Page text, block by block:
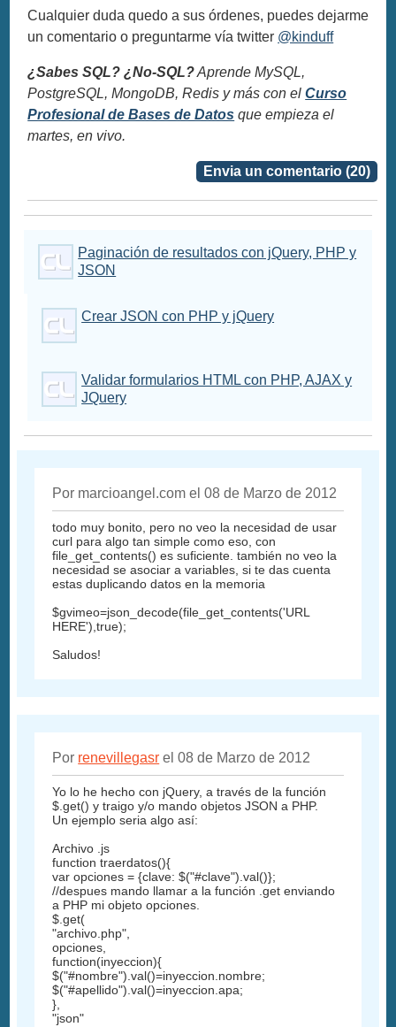
Cualquier duda quedo a sus órdenes, puedes dejarme
un comentario o preguntarme vía twitter @kinduff
¿Sabes SQL? ¿No-SQL?Aprende MySQL,
PostgreSQL, MongoDB, Redis y más con elCurso
Profesional de Bases de Datos que empieza el
martes, en vivo.
Envia un comentario (20)
Paginación de resultados con jQuery, PHP y
JSON
Crear JSON con PHP y jQuery
Validar formularios HTML con PHP, AJAX y
JQuery
Por marcioangel.com el 08 de Marzo de 2012
todo muy bonito, pero no veo la necesidad de usar
curl para algo tan simple como eso, con
file_get_contents() es suficiente. también no veo la
necesidad se asociar a variables, si te das cuenta
estas duplicando datos en la memoria
$gvimeo=json_decode(file_get_contents('URL
HERE'),true);
Saludos!
Por renevillegasr el 08 de Marzo de 2012
Yo lo he hecho con jQuery, a través de la función
$.get() y traigo y/o mando objetos JSON a PHP.
Un ejemplo seria algo así:
Archivo .js
function traerdatos(){
var opciones = {clave: $("#clave").val()};
//despues mando llamar a la función .get enviando
a PHP mi objeto opciones.
$.get(
"archivo.php",
opciones,
function(inyeccion){
$("#nombre").val()=inyeccion.nombre;
$("#apellido").val()=inyeccion.apa;
},
"json"